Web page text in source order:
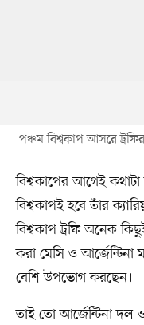
পঞ্চম বিশ্বকাপ আসরে
বিশ্বকাপের আগেই
বিশ্বকাপই হবে তাঁর
বিশ্বকাপ ট্রফি অনেক
করা মেসি ও
বেশি উপভোগ করছেন।
তাই তো আর্জেন্টিনা দল